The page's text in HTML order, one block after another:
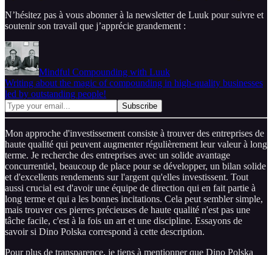
N’hésitez pas à vous abonner à la newsletter de Luuk pour suivre et
soutenir son travail que j’apprécie grandement :
Mindful Compounding with Luuk
Writing about the magic of compounding in high-quality businesses
led by outstanding people!
Mon approche d'investissement consiste à trouver des entreprises de
haute qualité qui peuvent augmenter régulièrement leur valeur à long
terme. Je recherche des entreprises avec un solide avantage
concurrentiel, beaucoup de place pour se développer, un bilan solide
et d'excellents rendements sur l'argent qu'elles investissent. Tout
aussi crucial est d'avoir une équipe de direction qui en fait partie à
long terme et qui a les bonnes incitations. Cela peut sembler simple,
mais trouver ces pierres précieuses de haute qualité n'est pas une
tâche facile, c'est à la fois un art et une discipline. Essayons de
savoir si Dino Polska correspond à cette description.
Pour plus de transparence, je tiens à mentionner que Dino Polska